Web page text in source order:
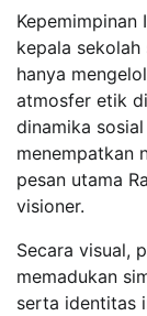
Kepemimpinan
kepala
hanya
atmosfer etik
dinamika
menempatkan
pesan utama
visioner.
Secara visual,
memadukan
serta identitas